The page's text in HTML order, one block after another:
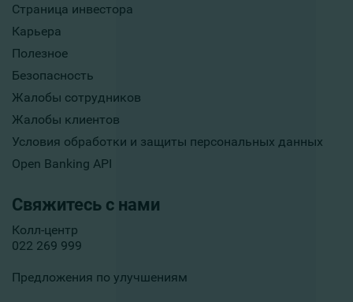
Страница инвестора
Карьера
Полезное
Безопасность
Жалобы сотрудников
Жалобы клиентов
Условия обработки и защиты персональных данных
Open Banking API
Свяжитесь с нами
Колл-центр
022 269 999
Предложения по улучшениям